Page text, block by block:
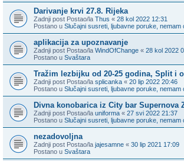
Darivanje krvi 27.8. Rijeka
Zadnji post Postao/la Thus « 28 kol 2022 12:31
Postano u Slučajni susreti, ljubavne poruke, nemam
aplikacija za upoznavanje
Zadnji post Postao/la WindOfChange « 28 kol 2022
Postano u Svaštara
Tražim lezbijku od 20-25 godina, Split i
Zadnji post Postao/la splicanka « 20 lip 2022 20:46
Postano u Slučajni susreti, ljubavne poruke, nemam
Divna konobarica iz City bar Supernova
Zadnji post Postao/la uniforma « 27 svi 2022 21:37
Postano u Slučajni susreti, ljubavne poruke, nemam
nezadovoljna
Zadnji post Postao/la jajesamne « 30 lip 2021 17:09
Postano u Svaštara